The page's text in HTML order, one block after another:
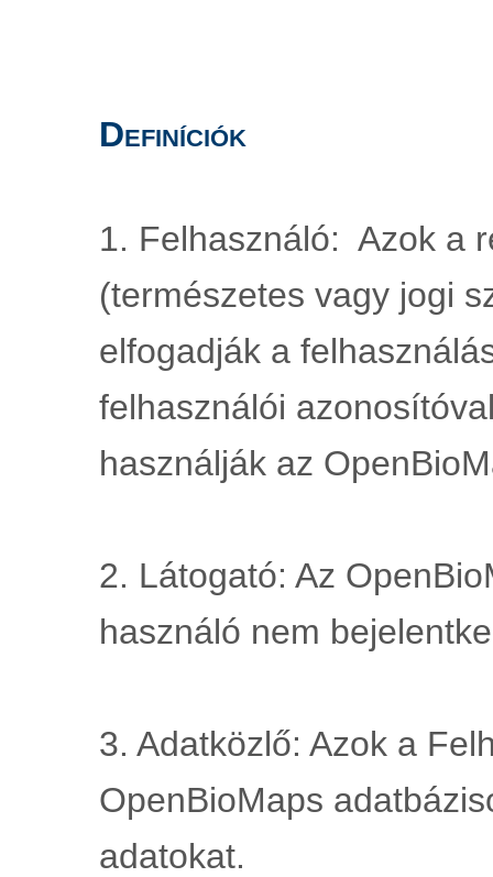
Definíciók
1. Felhasználó:  Azok a
(természetes vagy jogi
elfogadják a
felhasználói
használják az
2. Látogató: Az
használó nem
3. Adatközlő: Azok a
OpenBioMaps
adatokat.